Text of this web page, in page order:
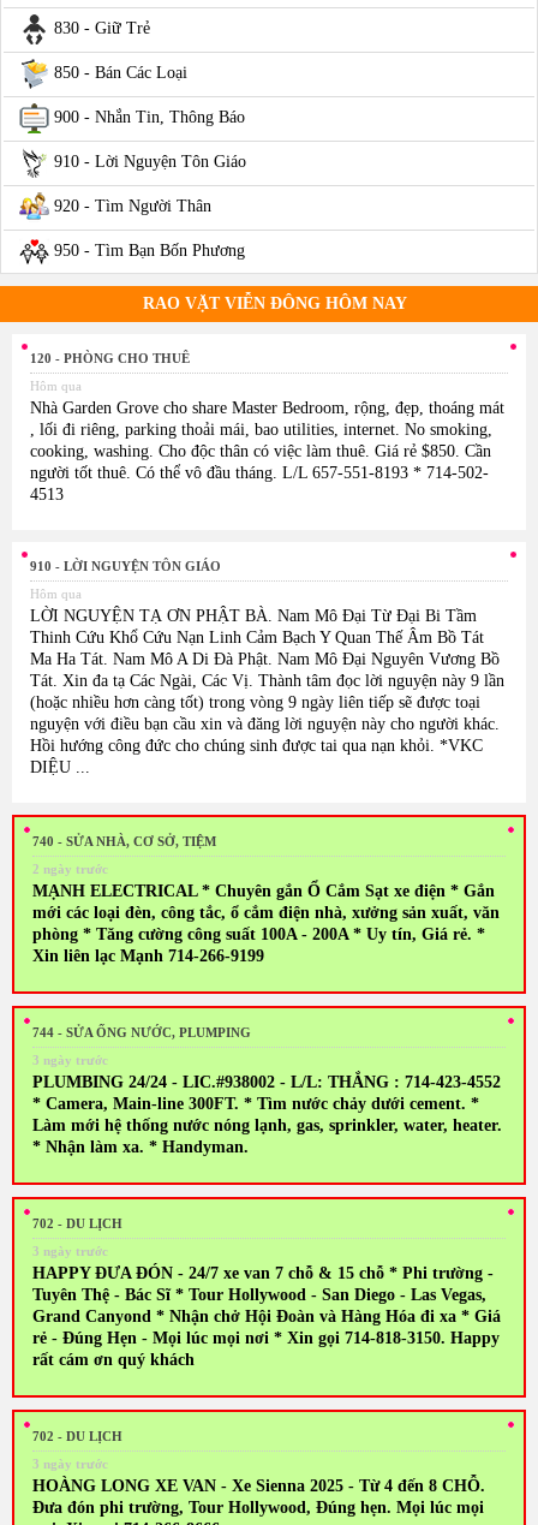
830 - Giữ Trẻ
850 - Bán Các Loại
900 - Nhắn Tin, Thông Báo
910 - Lời Nguyện Tôn Giáo
920 - Tìm Người Thân
950 - Tìm Bạn Bốn Phương
RAO VẶT VIỄN ĐÔNG HÔM NAY
120 - PHÒNG CHO THUÊ
Hôm qua
Nhà Garden Grove cho share Master Bedroom, rộng, đẹp, thoáng mát
, lối đi riêng, parking thoải mái, bao utilities, internet. No smoking,
cooking, washing. Cho độc thân có việc làm thuê. Giá rẻ $850. Cần
người tốt thuê. Có thể vô đầu tháng. L/L 657-551-8193 * 714-502-
4513
910 - LỜI NGUYỆN TÔN GIÁO
Hôm qua
LỜI NGUYỆN TẠ ƠN PHẬT BÀ. Nam Mô Đại Từ Đại Bi Tầm
Thinh Cứu Khổ Cứu Nạn Linh Cảm Bạch Y Quan Thế Âm Bồ Tát
Ma Ha Tát. Nam Mô A Di Đà Phật. Nam Mô Đại Nguyên Vương Bồ
Tát. Xin đa tạ Các Ngài, Các Vị. Thành tâm đọc lời nguyện này 9 lần
(hoặc nhiều hơn càng tốt) trong vòng 9 ngày liên tiếp sẽ được toại
nguyện với điều bạn cầu xin và đăng lời nguyện này cho người khác.
Hồi hướng công đức cho chúng sinh được tai qua nạn khỏi. *VKC
DIỆU ...
740 - SỬA NHÀ, CƠ SỞ, TIỆM
2 ngày trước
MẠNH ELECTRICAL * Chuyên gắn Ổ Cắm Sạt xe điện * Gắn
mới các loại đèn, công tắc, ổ cắm điện nhà, xưởng sản xuất, văn
phòng * Tăng cường công suất 100A - 200A * Uy tín, Giá rẻ. *
Xin liên lạc Mạnh 714-266-9199
744 - SỬA ỐNG NƯỚC, PLUMPING
3 ngày trước
PLUMBING 24/24 - LIC.#938002 - L/L: THẮNG : 714-423-4552
* Camera, Main-line 300FT. * Tìm nước chảy dưới cement. *
Làm mới hệ thống nước nóng lạnh, gas, sprinkler, water, heater.
* Nhận làm xa. * Handyman.
702 - DU LỊCH
3 ngày trước
HAPPY ĐƯA ĐÓN - 24/7 xe van 7 chỗ & 15 chỗ * Phi trường -
Tuyên Thệ - Bác Sĩ * Tour Hollywood - San Diego - Las Vegas,
Grand Canyond * Nhận chở Hội Đoàn và Hàng Hóa đi xa * Giá
rẻ - Đúng Hẹn - Mọi lúc mọi nơi * Xin gọi 714-818-3150. Happy
rất cám ơn quý khách
702 - DU LỊCH
3 ngày trước
HOÀNG LONG XE VAN - Xe Sienna 2025 - Từ 4 đến 8 CHỖ.
Đưa đón phi trường, Tour Hollywood, Đúng hẹn. Mọi lúc mọi